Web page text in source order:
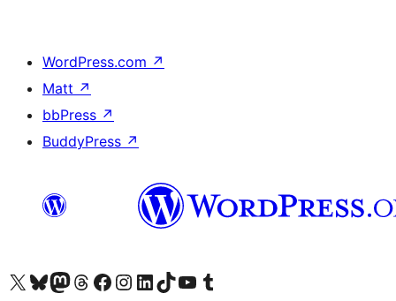
WordPress.com ↗
Matt ↗
bbPress ↗
BuddyPress ↗
Visita nuestra cuenta de X (anteriormente Twitter)
Visita nuestra cuenta de Bluesky
Visita nuestra cuenta de Mastodon
Visita nuestra cuenta de Threads
Visita nuestra página de Facebook
Visita nuestra cuenta de Instagram
Visita nuestra cuenta de LinkedIn
Visita nuestra cuenta de TikTok
Visita nuestro canal de YouTube
Visita nuestra cuenta de Tumblr